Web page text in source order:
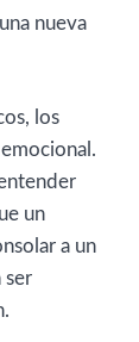
nueva
los
un
a un
ser